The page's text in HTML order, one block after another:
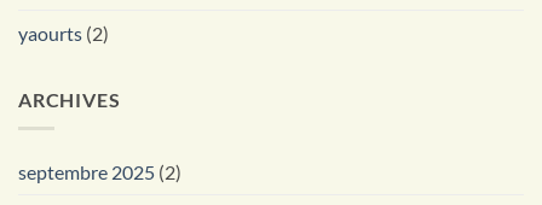
yaourts (2)
ARCHIVES
septembre 2025 (2)